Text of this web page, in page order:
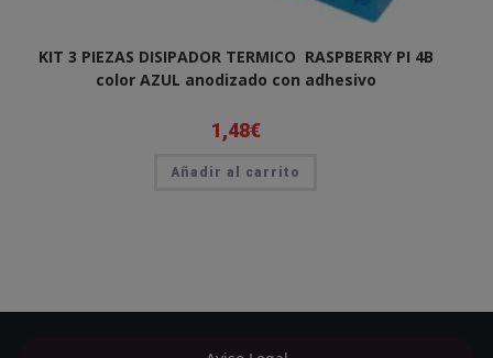
KIT 3 PIEZAS DISIPADOR TERMICO RASPBERRY PI 4B
color AZUL anodizado con adhesivo
1,48€
Añadir al carrito